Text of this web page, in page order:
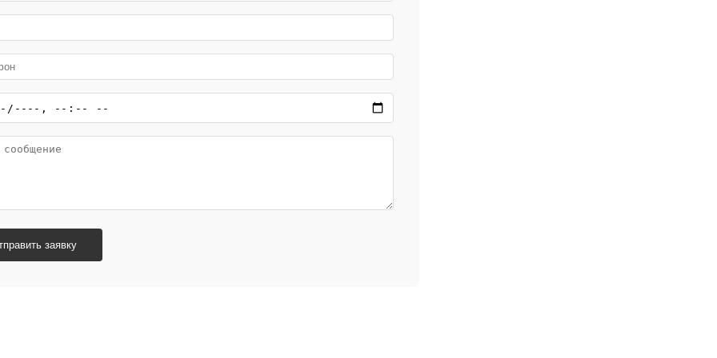
заявку